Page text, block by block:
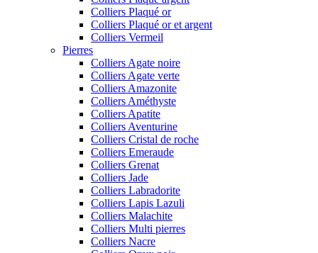
Colliers Plaqué or
Colliers Plaqué or et argent
Colliers Vermeil
Pierres
Colliers Agate noire
Colliers Agate verte
Colliers Amazonite
Colliers Améthyste
Colliers Apatite
Colliers Aventurine
Colliers Cristal de roche
Colliers Emeraude
Colliers Grenat
Colliers Jade
Colliers Labradorite
Colliers Lapis Lazuli
Colliers Malachite
Colliers Multi pierres
Colliers Nacre